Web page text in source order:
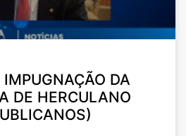
DA
DE HERCULANO